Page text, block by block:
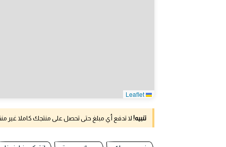
تنبيه! لا تدفع أي مبلغ حتى تحصل على منتجك كاملا غير